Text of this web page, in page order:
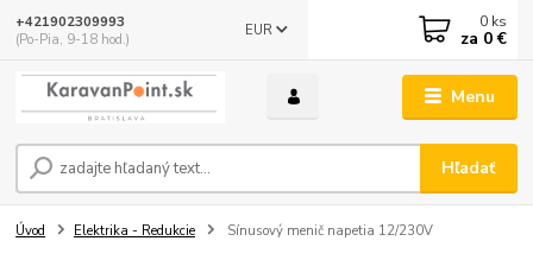
Menu
EUR
Hľadať
+421902309993
(Po-Pia, 9-18 hod.)
0 ks
za 0 €
Úvod Elektrika - Redukcie Sínusový menič napetia 12/230V